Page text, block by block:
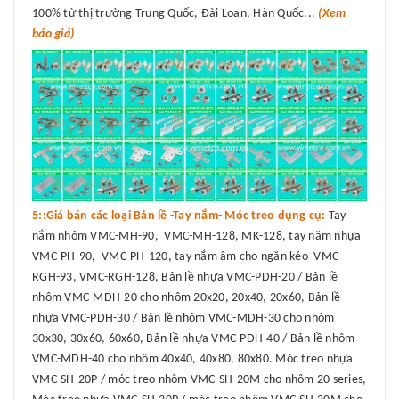
100% từ thị trường Trung Quốc, Đài Loan, Hàn Quốc... (Xem
báo giá)
5::Giá bán các loại Bản lề -Tay nắm- Móc treo dụng cụ: Tay
nắm nhôm VMC-MH-90, VMC-MH-128, MK-128, tay năm nhựa
VMC-PH-90, VMC-PH-120, tay nắm âm cho ngăn kéo VMC-
RGH-93, VMC-RGH-128, Bản lề nhựa VMC-PDH-20 / Bản lề
nhôm VMC-MDH-20 cho nhôm 20x20, 20x40, 20x60, Bản lề
nhựa VMC-PDH-30 / Bản lề nhôm VMC-MDH-30 cho nhôm
30x30, 30x60, 60x60, Bản lề nhựa VMC-PDH-40 / Bản lề nhôm
VMC-MDH-40 cho nhôm 40x40, 40x80, 80x80. Móc treo nhựa
VMC-SH-20P / móc treo nhôm VMC-SH-20M cho nhôm 20 series,